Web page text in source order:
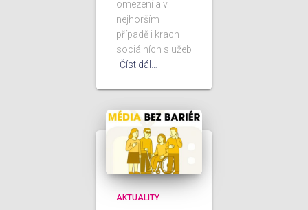
omezení a v
nejhorším
případě i krach
sociálních služeb
Číst dál…
AKTUALITY